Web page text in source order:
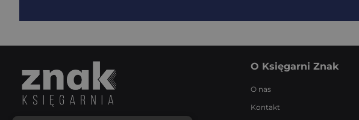
O Księgarni Znak
O nas
Kontakt